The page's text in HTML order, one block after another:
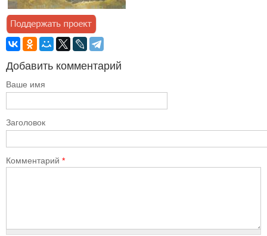
Добавить комментарий
Ваше имя
Заголовок
Комментарий *